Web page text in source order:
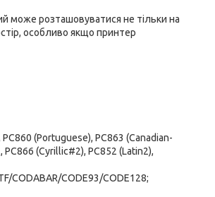
може розташовуватися не тільки на
особливо якщо принтер
(Portuguese), PC863 (Canadian-
PC866 (Cyrillic#2), PC852 (Latin2),
CODABAR/CODE93/CODE128;